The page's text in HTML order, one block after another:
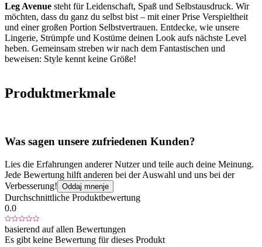
Leg Avenue steht für Leidenschaft, Spaß und Selbstausdruck. Wir
möchten, dass du ganz du selbst bist – mit einer Prise Verspieltheit
und einer großen Portion Selbstvertrauen. Entdecke, wie unsere
Lingerie, Strümpfe und Kostüme deinen Look aufs nächste Level
heben. Gemeinsam streben wir nach dem Fantastischen und
beweisen: Style kennt keine Größe!
Produktmerkmale
Was sagen unsere zufriedenen Kunden?
Lies die Erfahrungen anderer Nutzer und teile auch deine Meinung.
Jede Bewertung hilft anderen bei der Auswahl und uns bei der
Verbesserung! Oddaj mnenje
Durchschnittliche Produktbewertung
0.0
basierend auf allen Bewertungen
Es gibt keine Bewertung für dieses Produkt